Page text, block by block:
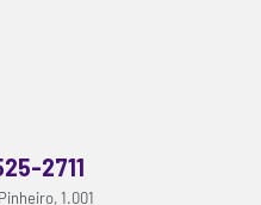
2711
1.001